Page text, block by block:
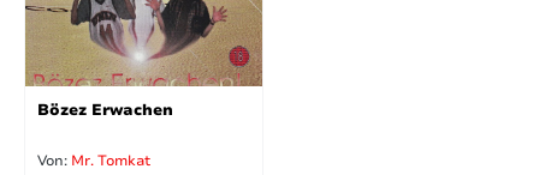
Bözez Erwachen
Von: Mr. Tomkat